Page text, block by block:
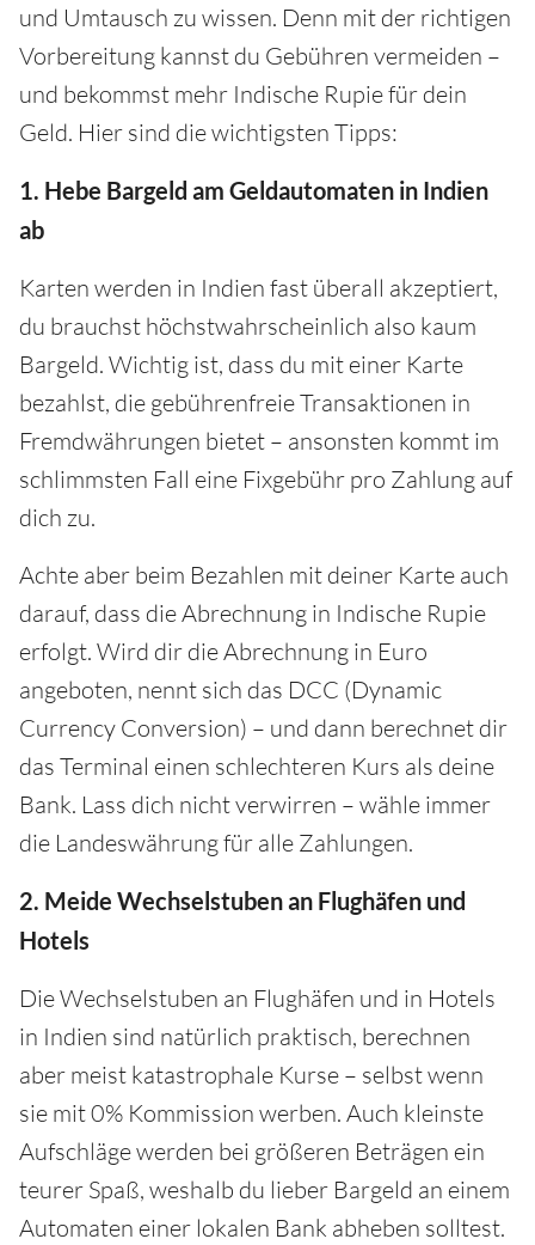
und Umtausch zu wissen. Denn mit der richtigen
Vorbereitung kannst du Gebühren vermeiden –
und bekommst mehr Indische Rupie für dein
Geld. Hier sind die wichtigsten Tipps:
1. Hebe Bargeld am Geldautomaten in Indien
ab
Karten werden in Indien fast überall akzeptiert,
du brauchst höchstwahrscheinlich also kaum
Bargeld. Wichtig ist, dass du mit einer Karte
bezahlst, die gebührenfreie Transaktionen in
Fremdwährungen bietet – ansonsten kommt im
schlimmsten Fall eine Fixgebühr pro Zahlung auf
dich zu.
Achte aber beim Bezahlen mit deiner Karte auch
darauf, dass die Abrechnung in Indische Rupie
erfolgt. Wird dir die Abrechnung in Euro
angeboten, nennt sich das DCC (Dynamic
Currency Conversion) – und dann berechnet dir
das Terminal einen schlechteren Kurs als deine
Bank. Lass dich nicht verwirren – wähle immer
die Landeswährung für alle Zahlungen.
2. Meide Wechselstuben an Flughäfen und
Hotels
Die Wechselstuben an Flughäfen und in Hotels
in Indien sind natürlich praktisch, berechnen
aber meist katastrophale Kurse – selbst wenn
sie mit 0% Kommission werben. Auch kleinste
Aufschläge werden bei größeren Beträgen ein
teurer Spaß, weshalb du lieber Bargeld an einem
Automaten einer lokalen Bank abheben solltest.